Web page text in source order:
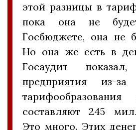
этой разницы в
пока она не
Госбюджете, она не
Но она же есть в
Госаудит
предприятия из-за
составляют 245
Это много. Этих